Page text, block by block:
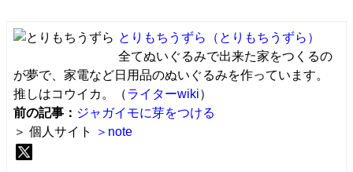
とりもちうずら
（とりもちうずら）
全てぬいぐるみで出来た家をつくるの
が夢で、家電など日用品のぬいぐるみを作っています。
推しはコウイカ。（ライターwiki）
前の記事： ジャガイモに芽をつける
＞ 個人サイト
＞note